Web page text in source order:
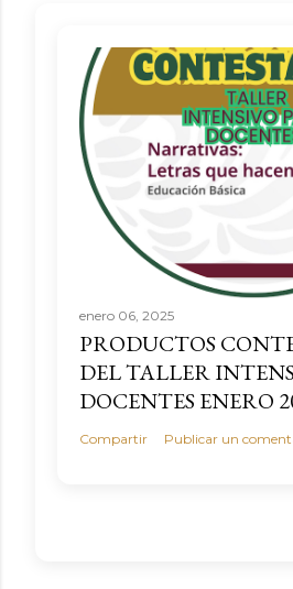
enero 06, 2025
PRODUCTOS
DEL TALLER
DOCENTES ENERO
Compartir Publicar un